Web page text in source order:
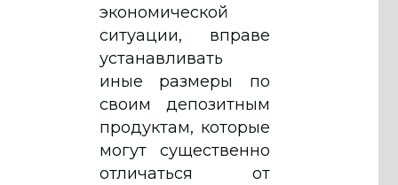
экономической
ситуации, вправе
устанавливать
иные размеры по
своим депозитным
продуктам, которые
могут существенно
отличаться от